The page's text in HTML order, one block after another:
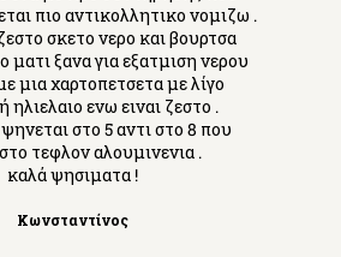
πιο αντικολλητικο νομιζω .
σκετο νερο και βουρτσα
ματι ξανα για εξατμιση νερου
μια χαρτοπετσετα με λίγο
ηλιελαιο ενω ειναι ζεστο .
στο 5 αντι στο 8 που
τεφλον αλουμινενια .
καλά ψησιματα !
Κωνσταντίνος